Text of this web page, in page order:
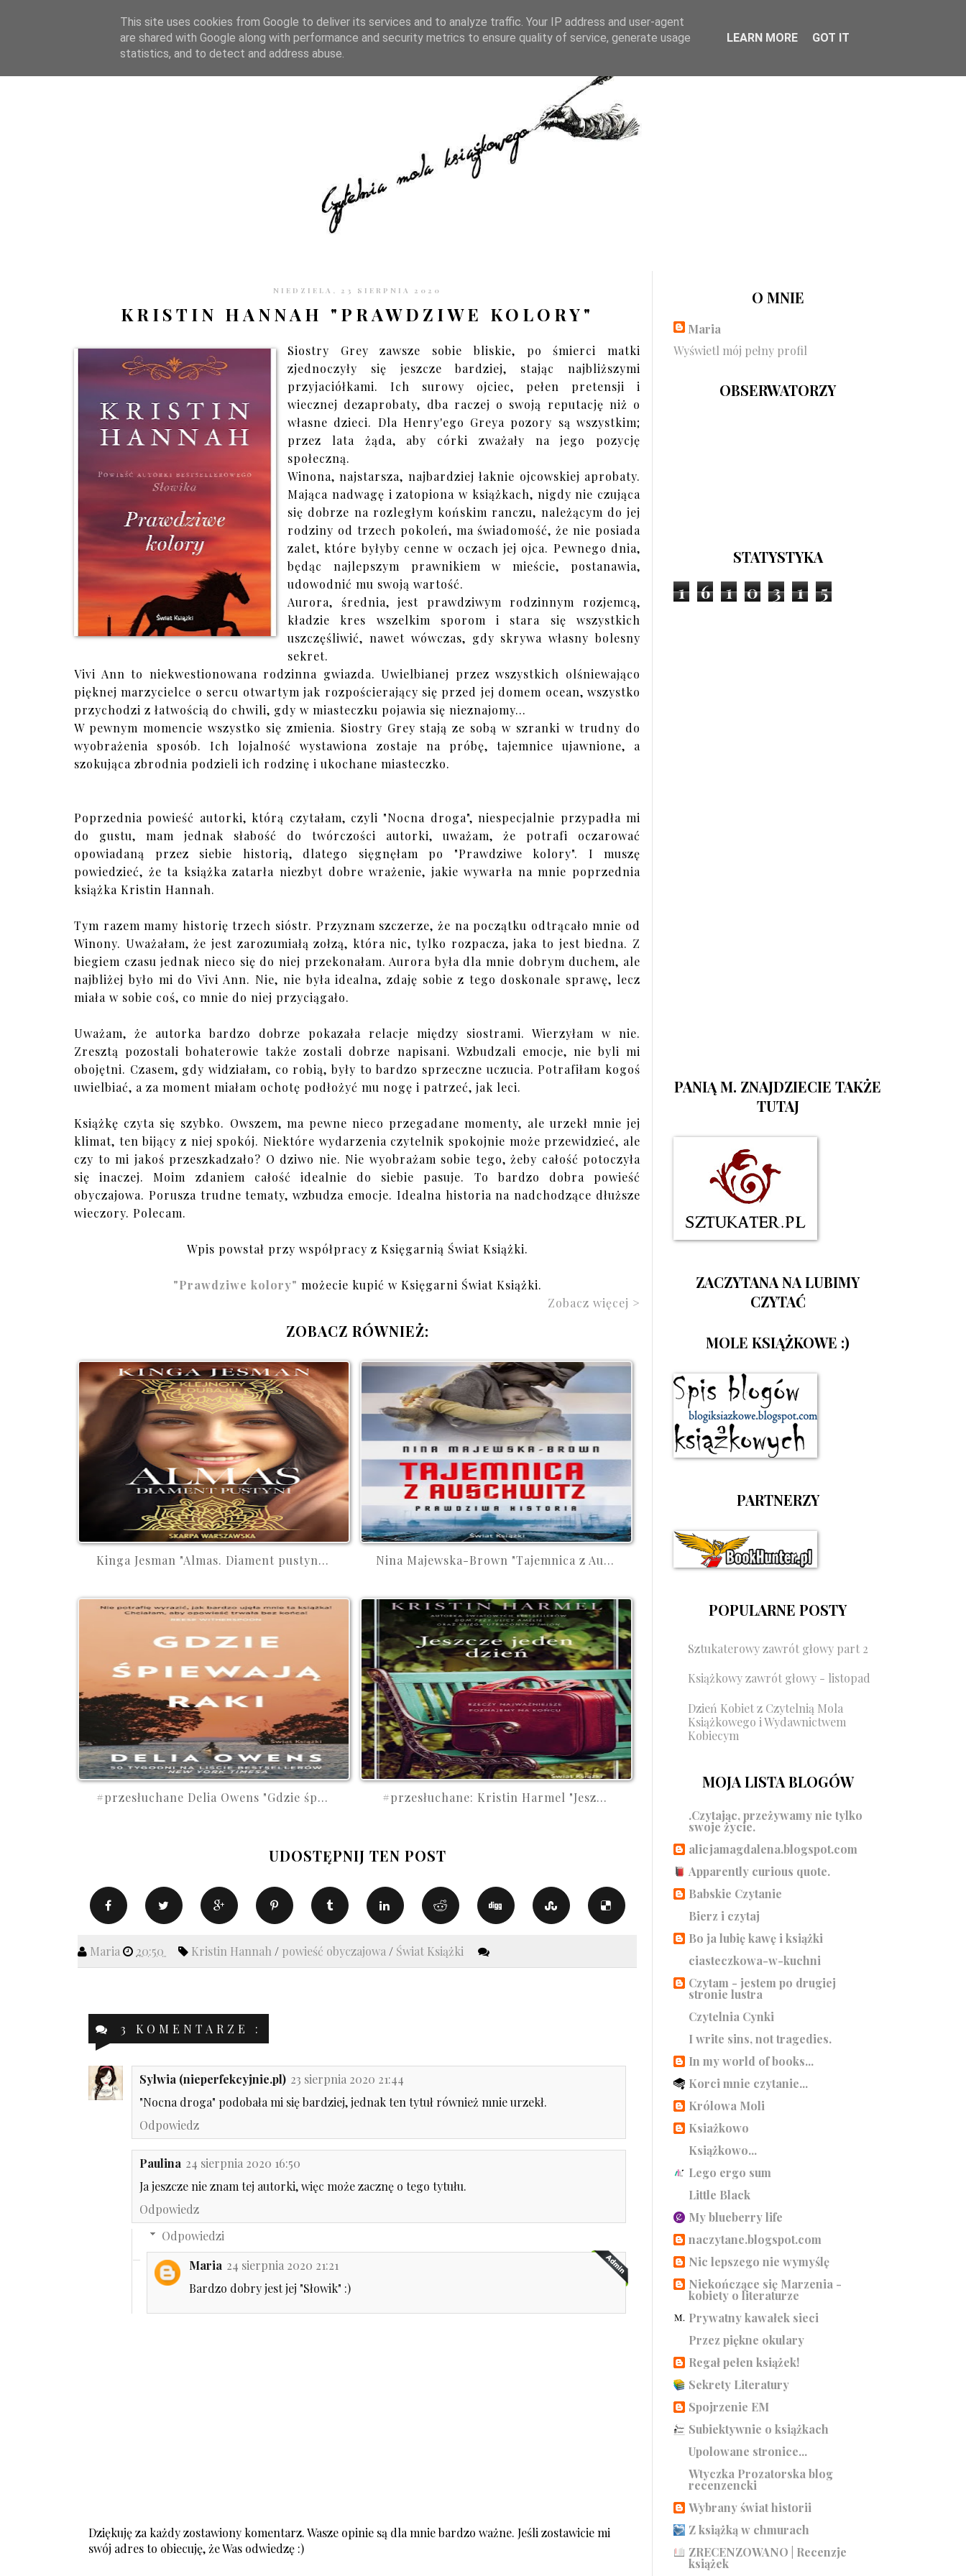
STRONA GŁÓWNA WSPÓŁPRACA RECENZJE O STRONIE KONTAKT CZYTELNIA PO GODZINACH
NIEDZIELA, 23 SIERPNIA 2020
KRISTIN HANNAH "PRAWDZIWE KOLORY"
Siostry Grey zawsze sobie bliskie, po śmierci matki
zjednoczyły się jeszcze bardziej, stając najbliższymi
przyjaciółkami. Ich surowy ojciec, pełen pretensji i
wiecznej dezaprobaty, dba raczej o swoją reputację niż o
własne dzieci. Dla Henry'ego Greya pozory są wszystkim;
przez lata żąda, aby córki zważały na jego pozycję
społeczną.
Winona, najstarsza, najbardziej łaknie ojcowskiej aprobaty.
Mająca nadwagę i zatopiona w książkach, nigdy nie czująca
się dobrze na rozległym końskim ranczu, należącym do jej
rodziny od trzech pokoleń, ma świadomość, że nie posiada
zalet, które byłyby cenne w oczach jej ojca. Pewnego dnia,
będąc najlepszym prawnikiem w mieście, postanawia,
udowodnić mu swoją wartość.
Aurora, średnia, jest prawdziwym rodzinnym rozjemcą,
kładzie kres wszelkim sporom i stara się wszystkich
uszczęśliwić, nawet wówczas, gdy skrywa własny bolesny
sekret.
Vivi Ann to niekwestionowana rodzinna gwiazda. Uwielbianej przez wszystkich olśniewająco
pięknej marzycielce o sercu otwartym jak rozpościerający się przed jej domem ocean, wszystko
przychodzi z łatwością do chwili, gdy w miasteczku pojawia się nieznajomy…
W pewnym momencie wszystko się zmienia. Siostry Grey stają ze sobą w szranki w trudny do
wyobrażenia sposób. Ich lojalność wystawiona zostaje na próbę, tajemnice ujawnione, a
szokująca zbrodnia podzieli ich rodzinę i ukochane miasteczko.
Poprzednia powieść autorki, którą czytałam, czyli "Nocna droga", niespecjalnie przypadła mi
do gustu, mam jednak słabość do twórczości autorki, uważam, że potrafi oczarować
opowiadaną przez siebie historią, dlatego sięgnęłam po "Prawdziwe kolory". I muszę
powiedzieć, że ta książka zatarła niezbyt dobre wrażenie, jakie wywarła na mnie poprzednia
książka Kristin Hannah.
Tym razem mamy historię trzech sióstr. Przyznam szczerze, że na początku odtrącało mnie od
Winony. Uważałam, że jest zarozumiałą zołzą, która nic, tylko rozpacza, jaka to jest biedna. Z
biegiem czasu jednak nieco się do niej przekonałam. Aurora była dla mnie dobrym duchem, ale
najbliżej było mi do Vivi Ann. Nie, nie była idealna, zdaję sobie z tego doskonale sprawę, lecz
miała w sobie coś, co mnie do niej przyciągało.
Uważam, że autorka bardzo dobrze pokazała relacje między siostrami. Wierzyłam w nie.
Zresztą pozostali bohaterowie także zostali dobrze napisani. Wzbudzali emocje, nie byli mi
obojętni. Czasem, gdy widziałam, co robią, były to bardzo sprzeczne uczucia. Potrafiłam kogoś
uwielbiać, a za moment miałam ochotę podłożyć mu nogę i patrzeć, jak leci.
Książkę czyta się szybko. Owszem, ma pewne nieco przegadane momenty, ale urzekł mnie jej
klimat, ten bijący z niej spokój. Niektóre wydarzenia czytelnik spokojnie może przewidzieć, ale
czy to mi jakoś przeszkadzało? O dziwo nie. Nie wyobrażam sobie tego, żeby całość potoczyła
się inaczej. Moim zdaniem całość idealnie do siebie pasuje. To bardzo dobra powieść
obyczajowa. Porusza trudne tematy, wzbudza emocje. Idealna historia na nadchodzące dłuższe
wieczory. Polecam.
Wpis powstał przy współpracy z Księgarnią Świat Książki.
"Prawdziwe kolory" możecie kupić w Księgarni Świat Książki.
Zobacz więcej >
ZOBACZ RÓWNIEŻ:
Kinga Jesman "Almas. Diament pustyn... Nina Majewska-Brown "Tajemnica z Au...
#przesłuchane Delia Owens "Gdzie śp... #przesłuchane: Kristin Harmel "Jesz...
UDOSTĘPNIJ TEN POST
Maria 20:50 Kristin Hannah / powieść obyczajowa / Świat Książki
3 KOMENTARZE :
Sylwia (nieperfekcyjnie.pl) 23 sierpnia 2020 21:44
"Nocna droga" podobała mi się bardziej, jednak ten tytuł również mnie urzekł.
Odpowiedz
Paulina 24 sierpnia 2020 16:50
Ja jeszcze nie znam tej autorki, więc może zacznę o tego tytułu.
Odpowiedz
Odpowiedzi
Maria 24 sierpnia 2020 21:21
Bardzo dobry jest jej "Słowik" :)
Dziękuję za każdy zostawiony komentarz. Wasze opinie są dla mnie bardzo ważne. Jeśli zostawicie mi
swój adres to obiecuję, że Was odwiedzę :)
O MNIE
Maria
Wyświetl mój pełny profil
OBSERWATORZY
STATYSTYKA
1 6 1 0 3 1 5
PANIĄ M. ZNAJDZIECIE TAKŻE
TUTAJ
ZACZYTANA NA LUBIMY
CZYTAĆ
MOLE KSIĄŻKOWE :)
PARTNERZY
POPULARNE POSTY
Sztukaterowy zawrót głowy part 2
Książkowy zawrót głowy - listopad
Dzień Kobiet z Czytelnią Mola
Książkowego i Wydawnictwem
Kobiecym
MOJA LISTA BLOGÓW
.Czytając, przeżywamy nie tylko
swoje życie.
alicjamagdalena.blogspot.com
Apparently curious quote.
Babskie Czytanie
Bierz i czytaj
Bo ja lubię kawę i książki
ciasteczkowa-w-kuchni
Czytam - jestem po drugiej
stronie lustra
Czytelnia Cynki
I write sins, not tragedies.
In my world of books...
Korci mnie czytanie...
Królowa Moli
Ksiażkowo
Książkowo...
Lego ergo sum
Little Black
My blueberry life
naczytane.blogspot.com
Nic lepszego nie wymyślę
Niekończące się Marzenia -
kobiety o literaturze
Prywatny kawałek sieci
Przez piękne okulary
Regał pełen książek!
Sekrety Literatury
Spojrzenie EM
Subiektywnie o książkach
Upolowane stronice...
Wtyczka Prozatorska blog
recenzencki
Wybrany świat historii
Z książką w chmurach
ZRECENZOWANO | Recenzje
książek
This site uses cookies from Google to deliver its services and to analyze traffic. Your IP address and user-agent
are shared with Google along with performance and security metrics to ensure quality of service, generate usage
statistics, and to detect and address abuse.
LEARN MORE GOT IT